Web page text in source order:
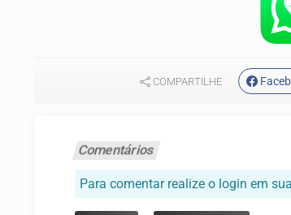
COMPARTILHE
Comentários
Para comentar realize o login em